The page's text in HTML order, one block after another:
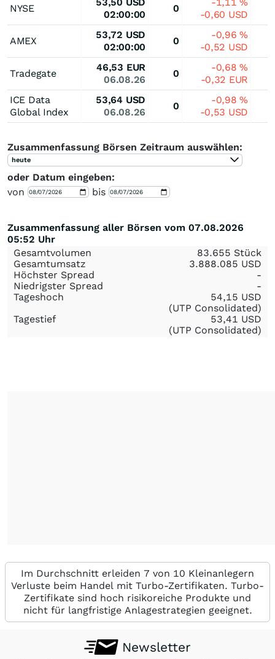
NYSE
02:00:00
0
-0,60 USD
AMEX
53,72 USD
02:00:00
0
-0,96%
-0,52 USD
Tradegate
46,53 EUR
06.08.26
0
-0,68%
-0,32 EUR
ICE Data
Global Index
53,64 USD
06.08.26
0
-0,98%
-0,53 USD
Zusammenfassung Börsen Zeitraum auswählen:
heute
oder Datum eingeben:
von
bis
Zusammenfassung aller Börsen vom 07.08.2026
05:52 Uhr
Gesamtvolumen
83.655 Stück
Gesamtumsatz
3.888.085 USD
Höchster Spread
-
Niedrigster Spread
-
Tageshoch
54,15 USD
(UTP Consolidated)
Tagestief
53,41 USD
(UTP Consolidated)
Im Durchschnitt erleiden 7 von 10 Kleinanlegern
Verluste beim Handel mit Turbo-Zertifikaten. Turbo-
Zertifikate sind hoch risikoreiche Produkte und
nicht für langfristige Anlagestrategien geeignet.
Newsletter